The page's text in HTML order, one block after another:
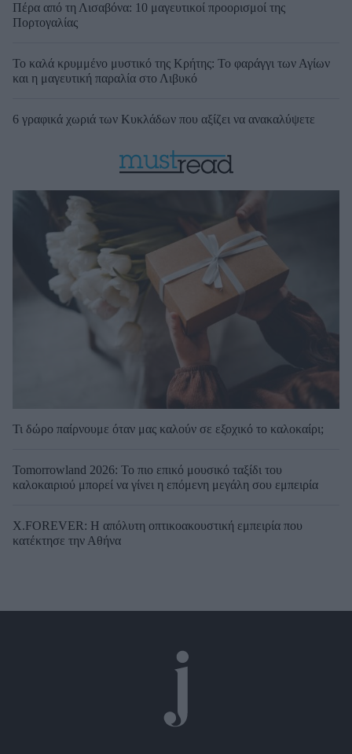
Πέρα από τη Λισαβόνα: 10 μαγευτικοί προορισμοί της
Πορτογαλίας
Το καλά κρυμμένο μυστικό της Κρήτης: Το φαράγγι των Αγίων
και η μαγευτική παραλία στο Λιβυκό
6 γραφικά χωριά των Κυκλάδων που αξίζει να ανακαλύψετε
Τι δώρο παίρνουμε όταν μας καλούν σε εξοχικό το καλοκαίρι;
Tomorrowland 2026: Το πιο επικό μουσικό ταξίδι του
καλοκαιριού μπορεί να γίνει η επόμενη μεγάλη σου εμπειρία
X.FOREVER: Η απόλυτη οπτικοακουστική εμπειρία που
κατέκτησε την Αθήνα